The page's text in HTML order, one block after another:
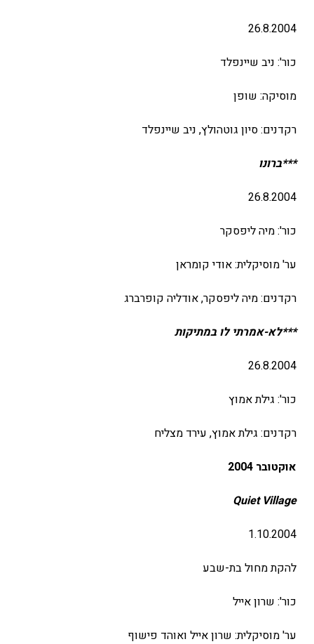
26.8.2004
כור': ניב שיינפלד
מוסיקה: שופן
רקדנים: סיון גוטהולץ, ניב שיינפלד
***ברונו
26.8.2004
כור': מיה ליפסקר
ער' מוסיקלית: אודי קומראן
רקדנים: מיה ליפסקר, אודליה קופרברג
***לא-אמרתי לו במתיקות
26.8.2004
כור': גילת אמוץ
רקדנים: גילת אמוץ, עירד מצליח
אוקטובר 2004
QuietVillage
1.10.2004
להקת מחול בת-שבע
כור': שרון אייל
ער' מוסיקלית: שרון אייל ואוהד פישוף